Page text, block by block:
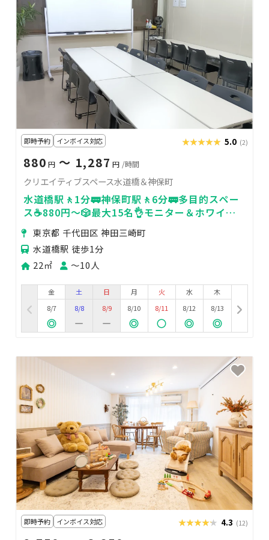
即時予約 インボイス対応 ★★★★★
★★★★★ 5.0 (2)
880 円 〜 1,287 円 /時間
クリエイティブスペース水道橋＆神保町
水道橋駅🚶1分🚃神保町駅🚶6分🚃多目的スペー
ス☕880円～🎲最大15名👌モニター＆ホワイト
ボード充実
東京都 千代田区 神田三崎町
水道橋駅 徒歩1分
22㎡
〜10人
金
8/7
土
8/8
日
8/9
月
8/10
火
8/11
水
8/12
木
8/13
即時予約 インボイス対応 ★★★★★
★★★★★ 4.3 (12)